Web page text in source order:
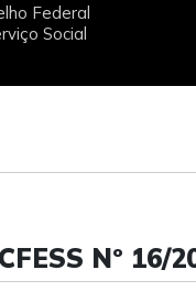
Federal
Social
Nº 16/